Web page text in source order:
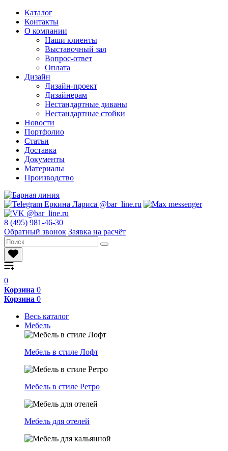
Каталог
Контакты
О компании
Наши клиенты
Выставочный зал
Вопрос-ответ
Оплата
Дизайн
Дизайн-проект
Дизайнерам
Нестандартные диваны
Нестандартные стойки
Новости
Портфолио
Статьи
Доставка
Документы
Материалы
Производство
8 (495) 981-46-30
Обратный звонок Заявка на расчёт
0
Корзина 0
Корзина 0
Весь каталог
Мебель
Мебель в стиле Лофт
Мебель в стиле Ретро
Мебель для отелей